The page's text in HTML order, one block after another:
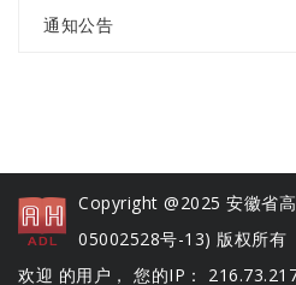
通知公告
Copyright @2025 安徽省
05002528号-13) 版权所有
欢迎 的用户， 您的IP：